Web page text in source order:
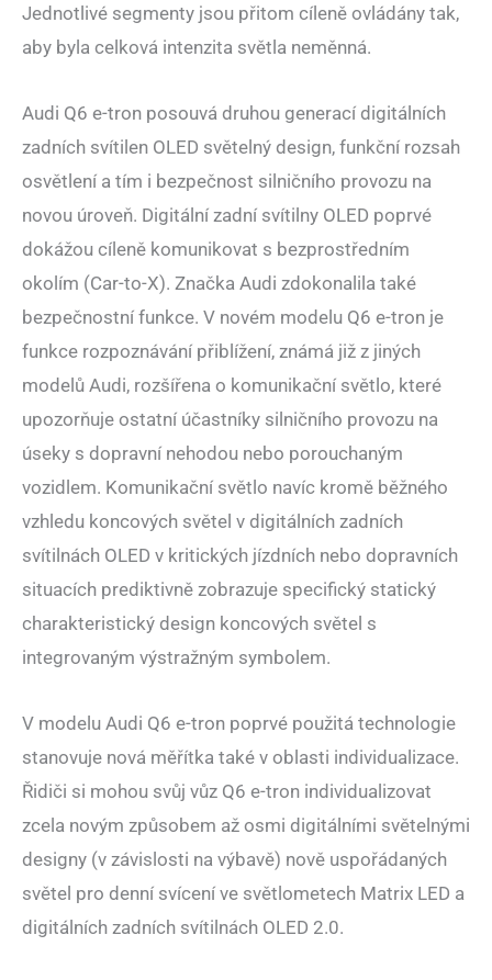
Jednotlivé segmenty jsou přitom cíleně ovládány tak,
aby byla celková intenzita světla neměnná.
Audi Q6 e-tron posouvá druhou generací digitálních
zadních svítilen OLED světelný design, funkční rozsah
osvětlení a tím i bezpečnost silničního provozu na
novou úroveň. Digitální zadní svítilny OLED poprvé
dokážou cíleně komunikovat s bezprostředním
okolím (Car-to-X). Značka Audi zdokonalila také
bezpečnostní funkce. V novém modelu Q6 e-tron je
funkce rozpoznávání přiblížení, známá již z jiných
modelů Audi, rozšířena o komunikační světlo, které
upozorňuje ostatní účastníky silničního provozu na
úseky s dopravní nehodou nebo porouchaným
vozidlem. Komunikační světlo navíc kromě běžného
vzhledu koncových světel v digitálních zadních
svítilnách OLED v kritických jízdních nebo dopravních
situacích prediktivně zobrazuje specifický statický
charakteristický design koncových světel s
integrovaným výstražným symbolem.
V modelu Audi Q6 e-tron poprvé použitá technologie
stanovuje nová měřítka také v oblasti individualizace.
Řidiči si mohou svůj vůz Q6 e-tron individualizovat
zcela novým způsobem až osmi digitálními světelnými
designy (v závislosti na výbavě) nově uspořádaných
světel pro denní svícení ve světlometech Matrix LED a
digitálních zadních svítilnách OLED 2.0.